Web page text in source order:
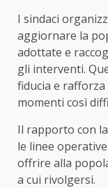
I sindaci
aggiornare la
adottate e
gli interventi.
fiducia e
momenti così
Il rapporto con la
le linee
offrire alla
a cui rivolgersi.